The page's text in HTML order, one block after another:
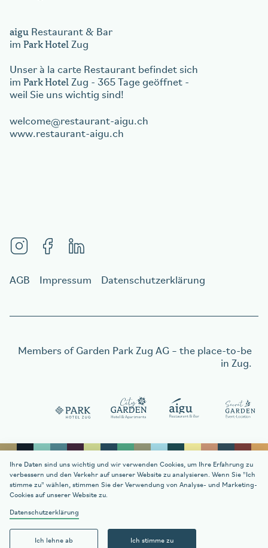
Gutschein bestellen
Gutschein bestellen
welcome citygarden.ch
Kontakt
Ihre Daten sind uns wichtig und wir verwenden Cookies, um Ihre Erfahrung zu
verbessern und den Verkehr auf unserer Website zu analysieren. Wenn Sie "Ich
stimme zu" wählen, stimmen Sie der Verwendung von Analyse- und Marketing-
Cookies auf unserer Website zu.
Datenschutzerklärung
Ich lehne ab Ich stimme zu
aigu Restaurant & Bar
im Park Hotel Zug
Unser à la carte Restaurant befindet sich
im Park Hotel Zug - 365 Tage geöffnet -
weil Sie uns wichtig sind!
welcome
restaurant-aigu.ch
www.restaurant-aigu.ch
AGB Impressum Datenschutzerklärung
Members of Garden Park Zug AG– the place-to-be
in Zug.